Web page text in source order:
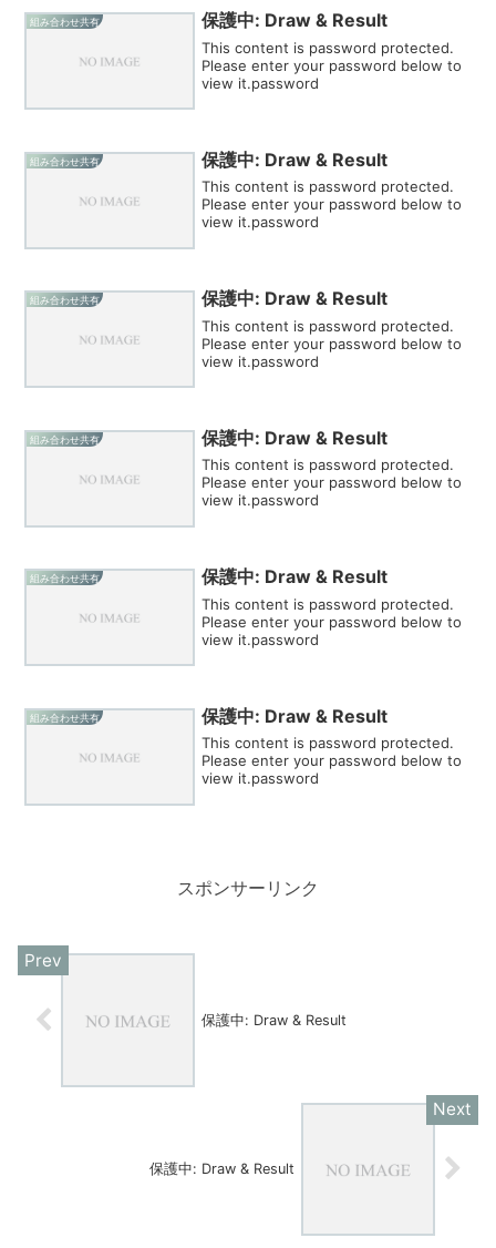
組み合わせ共有 保護中: Draw & Result
This content is password protected.
Please enter your password below to
view it.password
組み合わせ共有 保護中: Draw & Result
This content is password protected.
Please enter your password below to
view it.password
組み合わせ共有 保護中: Draw & Result
This content is password protected.
Please enter your password below to
view it.password
組み合わせ共有 保護中: Draw & Result
This content is password protected.
Please enter your password below to
view it.password
組み合わせ共有 保護中: Draw & Result
This content is password protected.
Please enter your password below to
view it.password
組み合わせ共有 保護中: Draw & Result
This content is password protected.
Please enter your password below to
view it.password
スポンサーリンク
保護中: Draw & Result
保護中: Draw & Result